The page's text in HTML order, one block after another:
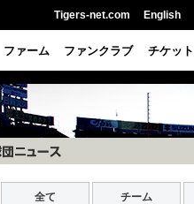
Tigers-net.com English
ファーム ファンクラブ チケット
全て チーム